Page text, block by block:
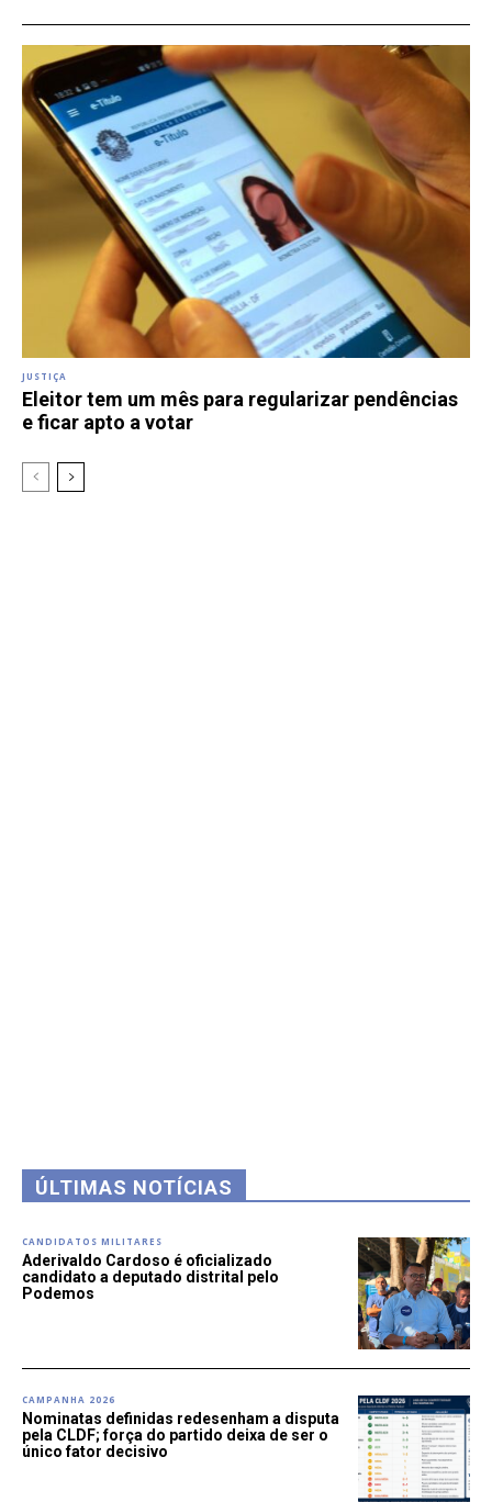
JUSTIÇA
Eleitor tem um mês para regularizar pendências
e ficar apto a votar
ÚLTIMAS NOTÍCIAS
CANDIDATOS MILITARES
Aderivaldo Cardoso é oficializado
candidato a deputado distrital pelo
Podemos
CAMPANHA 2026
Nominatas definidas redesenham a disputa
pela CLDF; força do partido deixa de ser o
único fator decisivo